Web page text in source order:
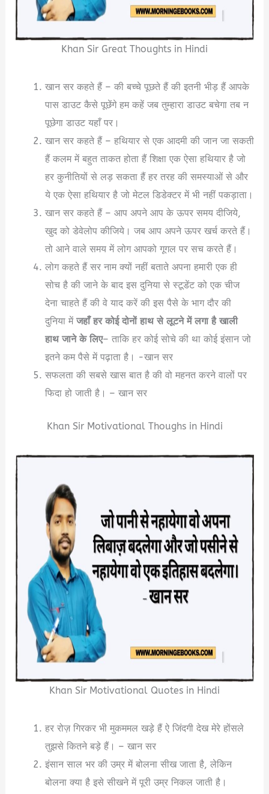
Khan Sir Great Thoughts in Hindi
खान सर कहते हैं – की बच्चे पूछते हैं की इतनी भीड़ हैं आपके
पास डाउट कैसे पूछेंगे हम कहें जब तुम्हारा डाउट बचेगा तब न
पूछेगा डाउट यहाँ पर।
खान सर कहते हैं – हथियार से एक आदमी की जान जा सकती
हैं कलम में बहुत ताकत होता हैं शिक्षा एक ऐसा हथियार है जो
हर कुनीतियों से लड़ सकता हैं हर तरह की समस्याओं से और
ये एक ऐसा हथियार है जो मेटल डिडेक्टर में भी नहीं पकड़ाता।
खान सर कहते हैं – आप अपने आप के ऊपर समय दीजिये,
खुद को डेवेलोप कीजिये। जब आप अपने ऊपर खर्च करते हैं।
तो आने वाले समय में लोग आपको गूगल पर सच करते हैं।
लोग कहते हैं सर नाम क्यों नहीं बताते अपना हमारी एक ही
सोच है की जाने के बाद इस दुनिया से स्टूडेंट को एक चीज
देना चाहते हैं की वे याद करें की इस पैसे के भाग दौर की
दुनिया में जहाँ हर कोई दोनों हाथ से लूटने में लगा है खाली
हाथ जाने के लिए– ताकि हर कोई सोचे की था कोई इंसान जो
इतने कम पैसे में पढ़ाता है। -खान सर
सफलता की सबसे खास बात है की वो महनत करने वालों पर
फिदा हो जाती है। – खान सर
Khan Sir Motivational Thoughs in Hindi
Khan Sir Motivational Quotes in Hindi
हर रोज़ गिरकर भी मुकममल खड़े हैं ऐ जिंदगी देख मेरे होंसले
तुझसे कितने बड़े हैं। – खान सर
इंसान साल भर की उम्र में बोलना सीख जाता है, लेकिन
बोलना क्या है इसे सीखने में पूरी उम्र निकल जाती है।